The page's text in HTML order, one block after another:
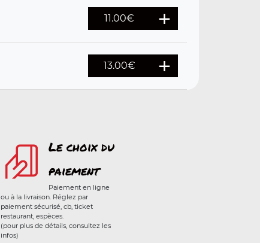
11.00€
13.00€
Le choix du
paiement
Paiement en ligne
ou à la livraison. Réglez par
paiement sécurisé, cb, ticket
restaurant, espèces.
(pour plus de détails, consultez les
infos)